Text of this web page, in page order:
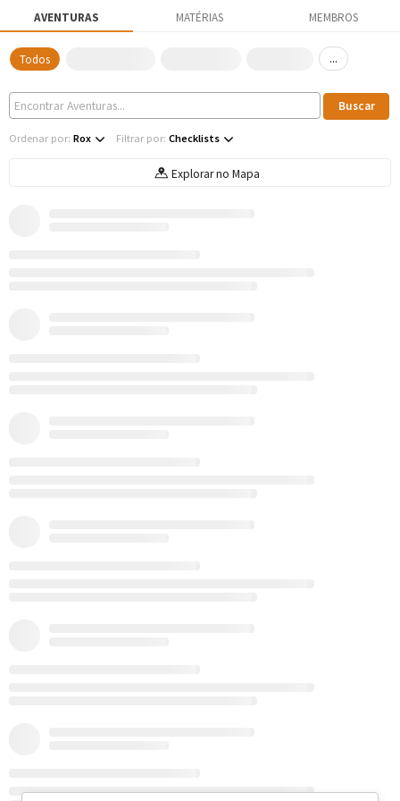
AVENTURAS MATÉRIAS MEMBROS
Todos ...
Ordenar por: Rox Filtrar por: Checklists
Explorar no Mapa